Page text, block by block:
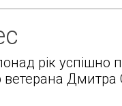
рік успішно
ветерана Дмитра